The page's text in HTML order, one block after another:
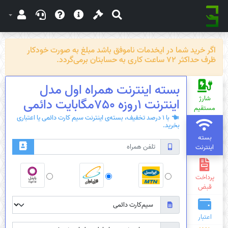
اگر خرید شما در ایخدمات ناموفق باشد مبلغ به صورت خودکار
ظرف حداکثر 72 ساعت کاری به حسابتان برمی‌گردد.
شارژ
مستقیم
بسته
اینترنت
پرداخت
قبض
اعتبار
بسته اینترنت همراه اول مدل
اینترنت 1روزه 750مگابایت دائمی
با 1 درصد تخفیف، بسته‌ی اینترنت سیم کارت دائمی یا اعتباری
بخرید.